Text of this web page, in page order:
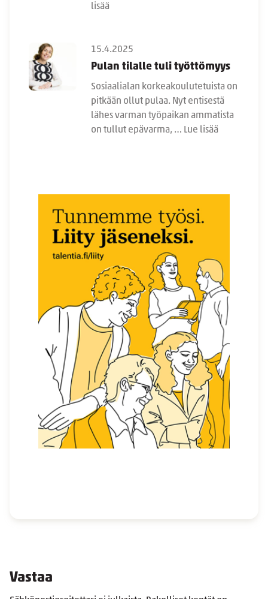
lisää
15.4.2025
Pulan tilalle tuli työttömyys
Sosiaalialan korkeakoulutetuista on
pitkään ollut pulaa. Nyt entisestä
lähes varman työpaikan ammatista
on tullut epävarma, … Lue lisää
Vastaa